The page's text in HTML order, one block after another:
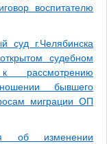
воспитателю
суд г.Челябинска
судебном
рассмотрению
бывшего
миграции ОП
об изменении